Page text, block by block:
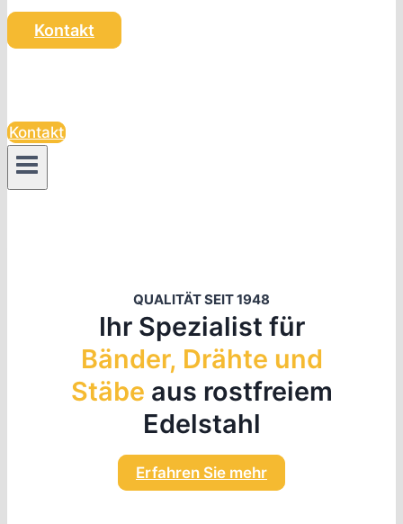
Kontakt
Kontakt
QUALITÄT SEIT 1948
Ihr Spezialist für
Bänder, Drähte und
Stäbe aus rostfreiem
Edelstahl
Erfahren Sie mehr